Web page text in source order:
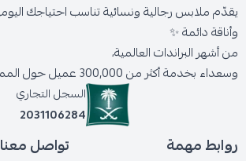
يقدّم ملابس رجالية ونسائية تناسب احتياجك
وأناقة دائمة ✨
من أشهر البراندات العالمية،
وسعداء بخدمة أكثر من 300,000 عميل حول المملكة.
السجل التجاري
2031106284
روابط مهمة تواصل معنا